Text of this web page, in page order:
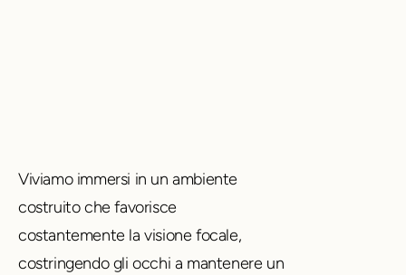
Viviamo immersi in un ambiente
costruito che favorisce
costantemente la visione focale,
costringendo gli occhi a mantenere un